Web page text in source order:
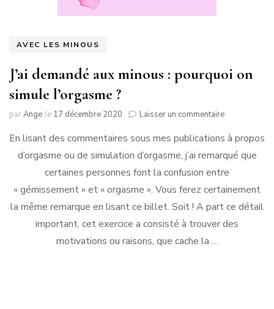
AVEC LES MINOUS
J’ai demandé aux minous : pourquoi on
simule l’orgasme ?
parAnge le 17 décembre 2020 Laisser un commentairesur
demandé
aux
minous
:
pourquoi
simule
l’orgasme
En lisant des commentaires sous mes publications à propos
d’orgasme ou de simulation d’orgasme, j’ai remarqué que
certaines personnes font la confusion entre
« gémissement » et « orgasme ». Vous ferez certainement
la même remarque en lisant ce billet. Soit ! A part ce détail
important, cet exercice a consisté à trouver des
motivations ou raisons, que cache la …